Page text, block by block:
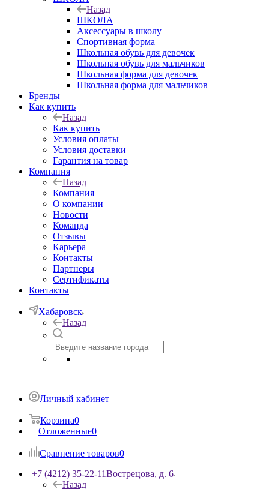
Назад
ШКОЛА
Аксессуары в школу
Спортивная форма
Школьная обувь для девочек
Школьная обувь для мальчиков
Школьная форма для девочек
Школьная форма для мальчиков
Бренды
Как купить
Назад
Как купить
Условия оплаты
Условия доставки
Гарантия на товар
Компания
Назад
Компания
О компании
Новости
Команда
Отзывы
Карьера
Контакты
Партнеры
Сертификаты
Контакты
Хабаровск
Назад
Личный кабинет
Корзина0
Отложенные0
Сравнение товаров0
+7 (4212) 35-22-11Вострецова, д. 6
Назад